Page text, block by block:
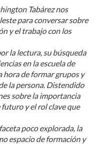
Tabárez nos
para conversar sobre
y el trabajo con los
la lectura, su búsqueda
en la escuela de
hora de formar grupos y
la persona. Distendido
sobre la importancia
y el rol clave que
poco explorada, la
espacio de formación y